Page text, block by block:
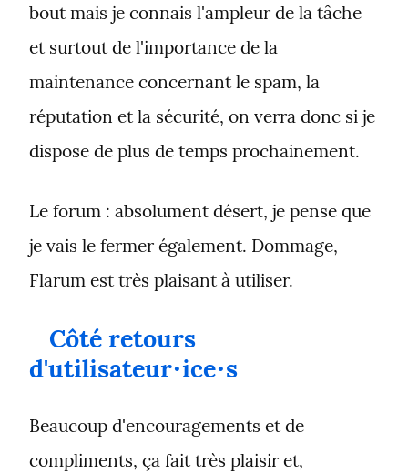
bout mais je connais l'ampleur de la tâche
et surtout de l'importance de la
maintenance concernant le spam, la
réputation et la sécurité, on verra donc si je
dispose de plus de temps prochainement.
Le forum : absolument désert, je pense que
je vais le fermer également. Dommage,
Flarum est très plaisant à utiliser.
Côté retours
d'utilisateur⋅ice⋅s
Beaucoup d'encouragements et de
compliments, ça fait très plaisir et,